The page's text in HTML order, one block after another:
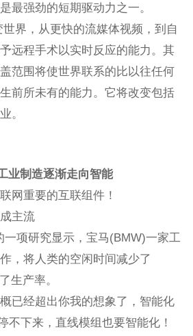
最强劲的短期驱动力之一。
界，从更快的流媒体视频，到自
远程手术以实时反应的能力。其
范围将使世界联系的比以往任何
前所未有的能力。它将改变包括
。
业制造逐渐走向智能
网重要的互联组件！
主流
一项研究显示，宝马(BMW)一家工
，将人类的空闲时间减少了
生产率。
已经超出你我的想象了，智能化
不下来，直线模组也要智能化！